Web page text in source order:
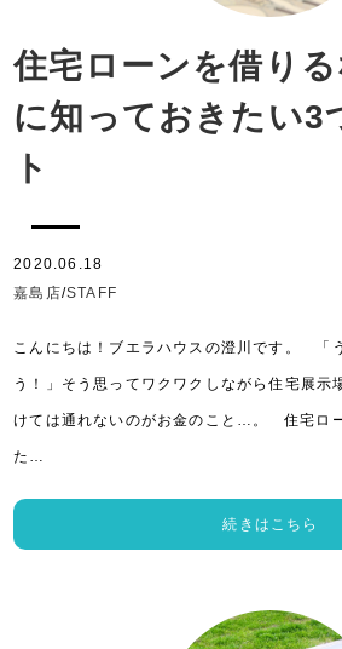
住宅ローンを借り
に知っておきたい3
ト
2020.06.18
嘉島店/STAFF
こんにちは！ブエラハウスの澄川です。 「
う！」そう思ってワクワクしながら住宅展示
けては通れないのがお金のこと…。 住宅ロ
た…
続きはこちら